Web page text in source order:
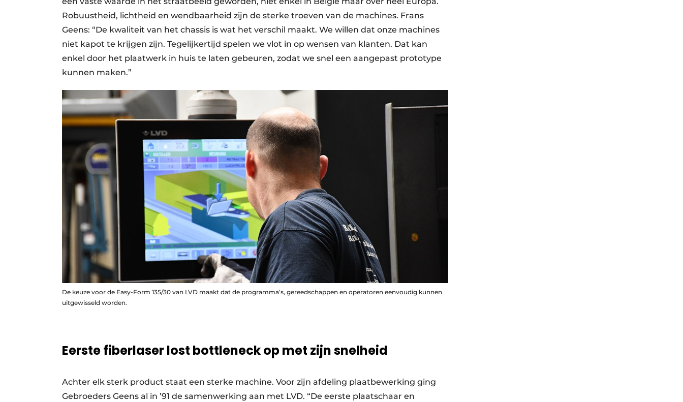
Robuustheid, lichtheid en wendbaarheid zijn de sterke troeven van de machines. Frans
Geens: “De kwaliteit van het chassis is wat het verschil maakt. We willen dat onze machines
niet kapot te krijgen zijn. Tegelijkertijd spelen we vlot in op wensen van klanten. Dat kan
enkel door het plaatwerk in huis te laten gebeuren, zodat we snel een aangepast prototype
kunnen maken.”
De keuze voor de Easy-Form 135/30 van LVD maakt dat de programma’s, gereedschappen en operatoren eenvoudig kunnen
uitgewisseld worden.
Eerste fiberlaser lost bottleneck op met zijn snelheid
Achter elk sterk product staat een sterke machine. Voor zijn afdeling plaatbewerking ging
Gebroeders Geens al in ’91 de samenwerking aan met LVD. “De eerste plaatschaar en